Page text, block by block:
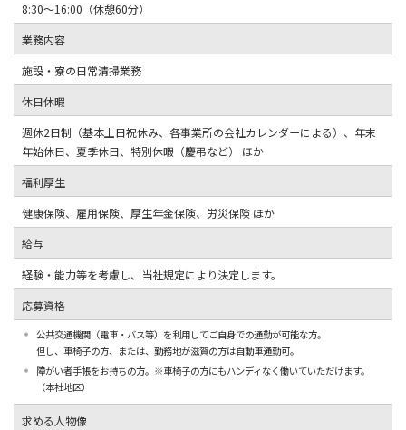
8:30～16:00（休憩60分）
業務内容
施設・寮の日常清掃業務
休日休暇
週休2日制（基本土日祝休み、各事業所の会社カレンダーによる）、年末
年始休日、夏季休日、特別休暇（慶弔など） ほか
福利厚生
健康保険、雇用保険、厚生年金保険、労災保険 ほか
給与
経験・能力等を考慮し、当社規定により決定します。
応募資格
公共交通機関（電車・バス等）を利用してご自身での通勤が可能な方。
但し、車椅子の方、または、勤務地が滋賀の方は自動車通勤可。
障がい者手帳をお持ちの方。※車椅子の方にもハンディなく働いていただけます。
（本社地区）
求める人物像